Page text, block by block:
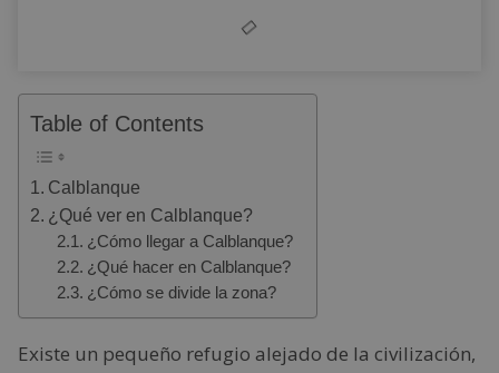
Table of Contents
Calblanque
¿Qué ver en Calblanque?
¿Cómo llegar a Calblanque?
¿Qué hacer en Calblanque?
¿Cómo se divide la zona?
Existe un pequeño refugio alejado de la civilización,